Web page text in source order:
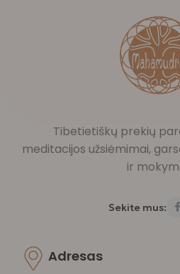
Tibetietiškų prekių
meditacijos užsiėmimai,
ir
Sekite mus:
Adresas